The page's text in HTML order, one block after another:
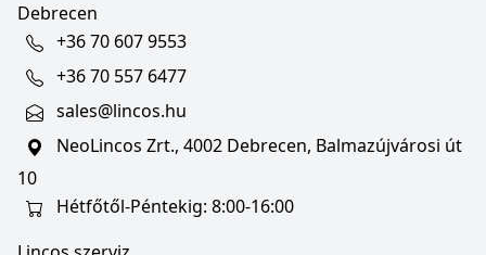
Debrecen
+36 70 607 9553
+36 70 557 6477
sales@lincos.hu
NeoLincos Zrt., 4002 Debrecen, Balmazújvárosi út
10
Hétfőtől-Péntekig: 8:00-16:00